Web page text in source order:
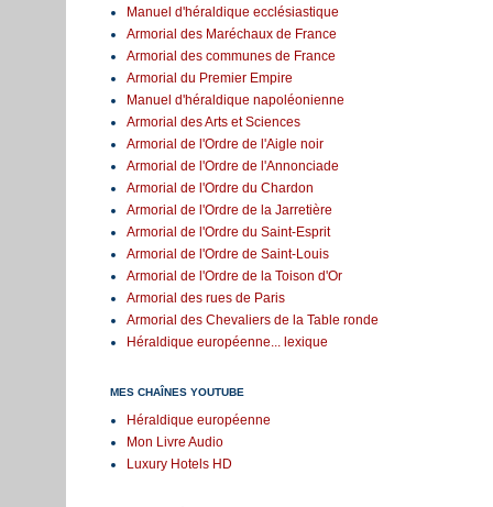
Manuel d'héraldique ecclésiastique
Armorial des Maréchaux de France
Armorial des communes de France
Armorial du Premier Empire
Manuel d'héraldique napoléonienne
Armorial des Arts et Sciences
Armorial de l'Ordre de l'Aigle noir
Armorial de l'Ordre de l'Annonciade
Armorial de l'Ordre du Chardon
Armorial de l'Ordre de la Jarretière
Armorial de l'Ordre du Saint-Esprit
Armorial de l'Ordre de Saint-Louis
Armorial de l'Ordre de la Toison d'Or
Armorial des rues de Paris
Armorial des Chevaliers de la Table ronde
Héraldique européenne... lexique
MES CHAÎNES YOUTUBE
Héraldique européenne
Mon Livre Audio
Luxury Hotels HD